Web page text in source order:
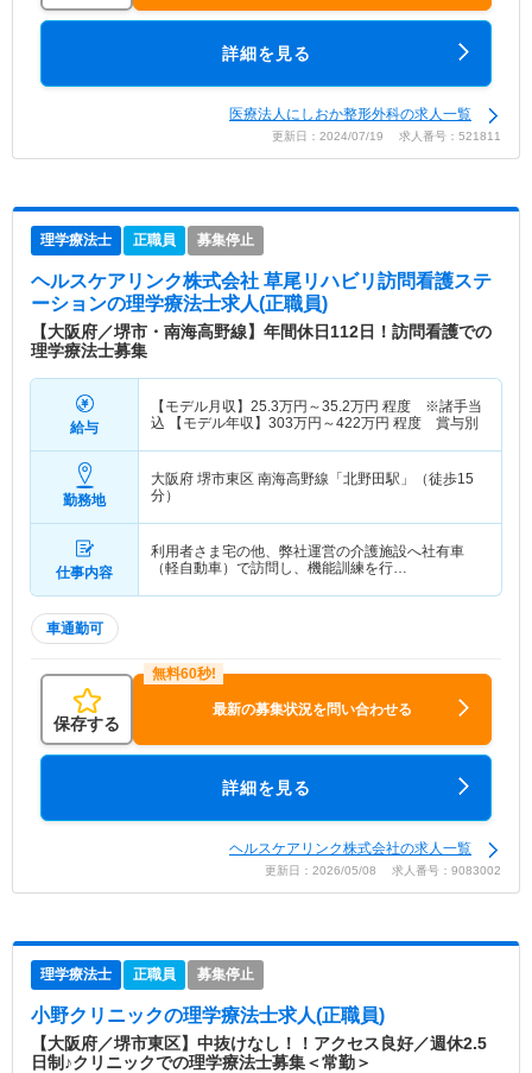
詳細を見る
医療法人にしおか整形外科の求人一覧
更新日：2024/07/19 求人番号：521811
理学療法士 正職員 募集停止
ヘルスケアリンク株式会社 草尾リハビリ訪問看護ステ
ーションの理学療法士求人(正職員)
【大阪府／堺市・南海高野線】年間休日112日！訪問看護での
理学療法士募集
給与
【モデル月収】 25.3万円～35.2万円 程度 ※諸手当
込 【モデル年収】 303万円～422万円 程度 賞与別
勤務地
大阪府 堺市東区 南海高野線「北野田駅」（徒歩15
分）
仕事内容
利用者さま宅の他、弊社運営の介護施設へ社有車
（軽自動車）で訪問し、機能訓練を行…
車通勤可
保存する
最新の募集状況を問い合わせる
詳細を見る
ヘルスケアリンク株式会社の求人一覧
更新日：2026/05/08 求人番号：9083002
理学療法士 正職員 募集停止
小野クリニックの理学療法士求人(正職員)
【大阪府／堺市東区】中抜けなし！！アクセス良好／週休2.5
日制♪クリニックでの理学療法士募集＜常勤＞